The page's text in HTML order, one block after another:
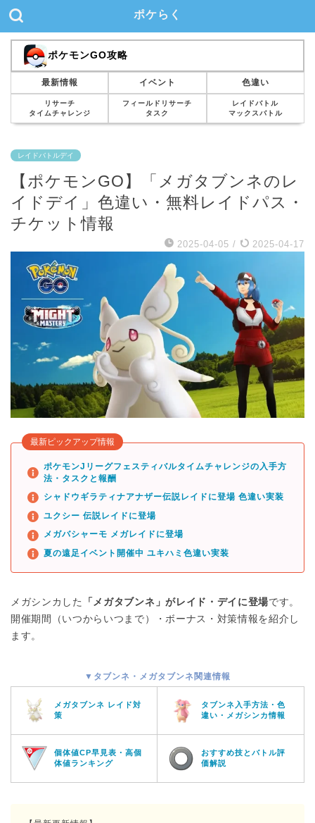
ポケらく
ポケモンGO攻略
最新情報 イベント 色違い
リサーチ
タイムチャレンジ
フィールドリサーチ
タスク
レイドバトル
マックスバトル
レイドバトルデイ
【ポケモンGO】「メガタブンネのレ
イドデイ」色違い・無料レイドパス・
チケット情報
2025-04-05 / 2025-04-17
最新ピックアップ情報
ポケモンJリーグフェスティバルタイムチャレンジの入手方
法・タスクと報酬
シャドウギラティナアナザー伝説レイドに登場 色違い実装
ユクシー 伝説レイドに登場
メガバシャーモ メガレイドに登場
夏の遠足イベント開催中 ユキハミ色違い実装
メガシンカした 「メガタブンネ」がレイド・デイに登場です。
開催期間（いつからいつまで）・ボーナス・対策情報を紹介し
ます。
▼タブンネ・メガタブンネ関連情報
メガタブンネ レイド対
策
タブンネ入手方法・色
違い・メガシンカ情報
個体値CP早見表・高個
体値ランキング
おすすめ技とバトル評
価解説